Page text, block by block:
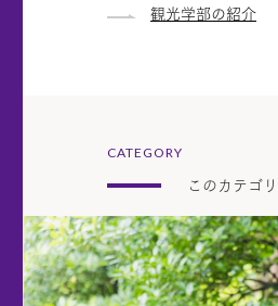
観光学部の紹介
CATEGORY
このカテゴ